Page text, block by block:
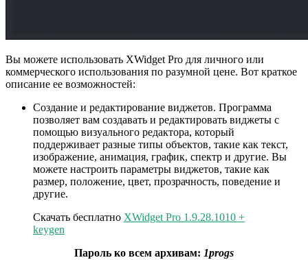
Вы можете использовать XWidget Pro для личного или
коммерческого использования по разумной цене. Вот краткое
описание ее возможностей:
Создание и редактирование виджетов. Программа
позволяет вам создавать и редактировать виджеты с
помощью визуального редактора, который
поддерживает разные типы объектов, такие как текст,
изображение, анимация, график, спектр и другие. Вы
можете настроить параметры виджетов, такие как
размер, положение, цвет, прозрачность, поведение и
другие.
Скачать бесплатно XWidget Pro 1.9.28.1010 +
keygen
Пароль ко всем архивам: 1progs